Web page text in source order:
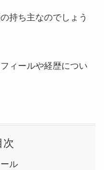
持ち主なのでしょう
ィールや経歴につい
次
ル